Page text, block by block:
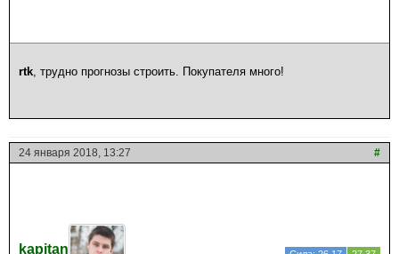
rtk, трудно прогнозы строить. Покупателя много!
24 января 2018, 13:27 #
kapitan